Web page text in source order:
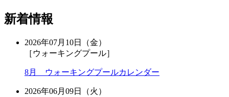
新着情報
2026年07月10日（金）
［ウォーキングプール］
8月 ウォーキングプールカレンダー
2026年06月09日（火）